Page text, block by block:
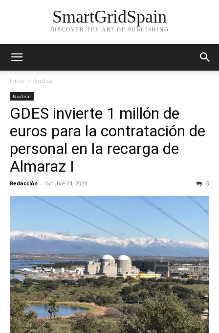
SmartGridSpain
DISCOVER THE ART OF PUBLISHING
Inicio Nuclear
Nuclear
GDES invierte 1 millón de
euros para la contratación de
personal en la recarga de
Almaraz I
Redacción - octubre 24, 2024 0